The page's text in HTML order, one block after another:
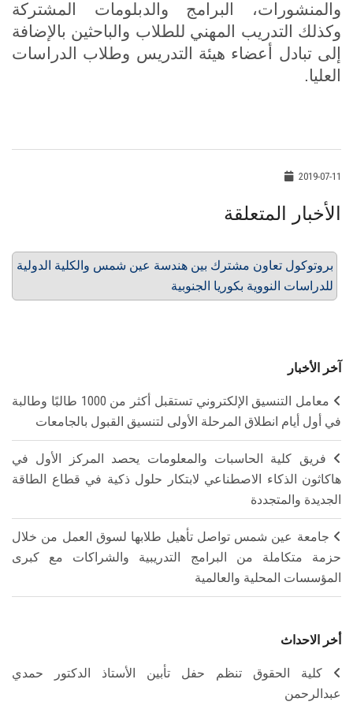
والمنشورات، البرامج والدبلومات المشتركة
وكذلك التدريب المهني للطلاب والباحثين بالإضافة
إلى تبادل أعضاء هيئة التدريس وطلاب الدراسات
العليا.
2019-07-11
الأخبار المتعلقة
بروتوكول تعاون مشترك بين هندسة عين شمس والكلية الدولية
للدراسات النووية بكوريا الجنوبية
آخر الأخبار
معامل التنسيق الإلكتروني تستقبل أكثر من 1000 طالبًا وطالبة
في أول أيام انطلاق المرحلة الأولى لتنسيق القبول بالجامعات
فريق كلية الحاسبات والمعلومات يحصد المركز الأول في
هاكاثون الذكاء الاصطناعي لابتكار حلول ذكية في قطاع الطاقة
الجديدة والمتجددة
جامعة عين شمس تواصل تأهيل طلابها لسوق العمل من خلال
حزمة متكاملة من البرامج التدريبية والشراكات مع كبرى
المؤسسات المحلية والعالمية
أخر الاحداث
كلية الحقوق تنظم حفل تأبين الأستاذ الدكتور حمدي
عبدالرحمن